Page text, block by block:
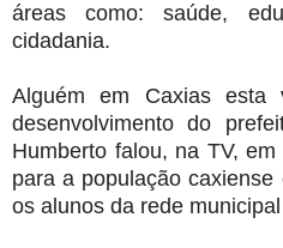
áreas como: saúde,
cidadania.
Alguém em Caxias esta
desenvolvimento do
Humberto falou, na TV,
para a população
os alunos da rede